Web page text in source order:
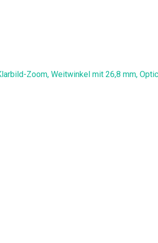
Zoom, Weitwinkel mit 26,8 mm,